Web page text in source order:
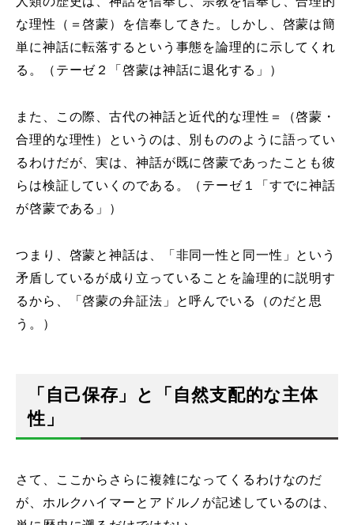
な理性（＝啓蒙）を信奉してきた。しかし、啓蒙は簡
単に神話に転落するという事態を論理的に示してくれ
る。（テーゼ２「啓蒙は神話に退化する」）
また、この際、古代の神話と近代的な理性＝（啓蒙・
合理的な理性）というのは、別もののように語ってい
るわけだが、実は、神話が既に啓蒙であったことも彼
らは検証していくのである。（テーゼ１「すでに神話
が啓蒙である」）
つまり、啓蒙と神話は、「非同一性と同一性」という
矛盾しているが成り立っていることを論理的に説明す
るから、「啓蒙の弁証法」と呼んでいる（のだと思
う。）
「自己保存」と「自然支配的な主体
性」
さて、ここからさらに複雑になってくるわけなのだ
が、ホルクハイマーとアドルノが記述しているのは、